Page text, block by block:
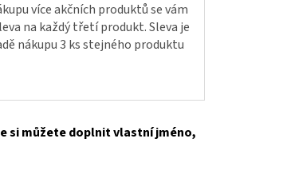
více akčních produktů se vám
na každý třetí produkt. Sleva je
nákupu 3 ks stejného produktu
si můžete doplnit vlastní jméno,